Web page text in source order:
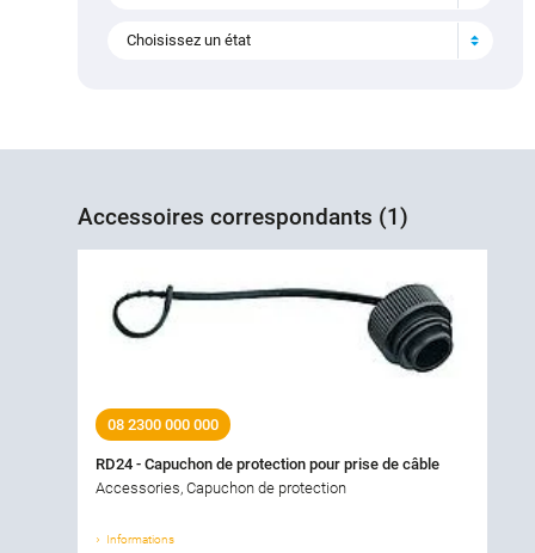
Choisissez un état
Accessoires correspondants (1)
08 2300 000 000
RD24 - Capuchon de protection pour prise de câble
Accessories, Capuchon de protection
Informations